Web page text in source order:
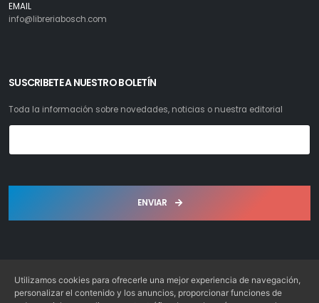
EMAIL
info@libreriabosch.com
SUSCRIBETE A NUESTRO BOLETÍN
Toda la información sobre novedades, noticias o nuestra editorial
ENVIAR
Utilizamos cookies para ofrecerle una mejor experiencia de navegación,
personalizar el contenido y los anuncios, proporcionar funciones de